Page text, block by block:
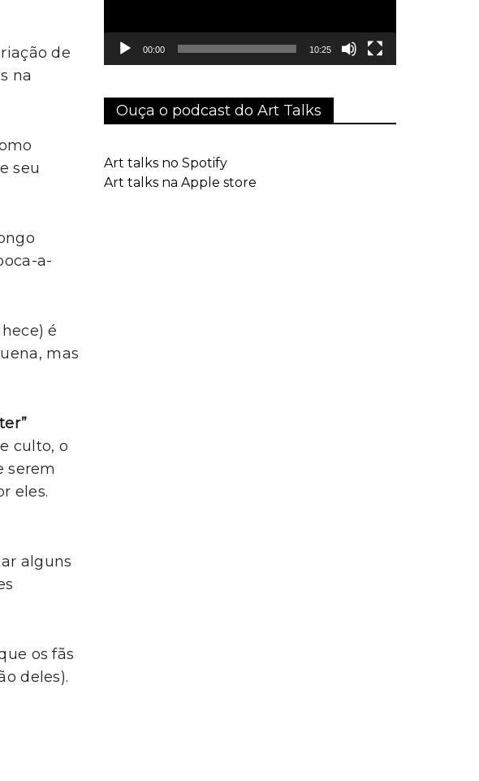
de
na
seu
a-
é
mas
culto, o
serem
eles.
alguns
os fãs
deles).
00:00 10:25
Ouça o podcast do Art Talks
Art talks no Spotify
Art talks na Apple store